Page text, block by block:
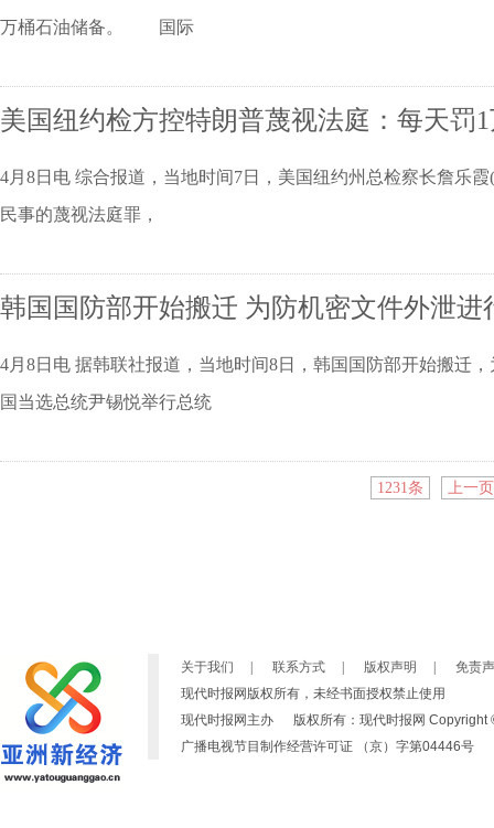
万桶石油储备。 国际
美国纽约检方控特朗普蔑视法庭：每天罚
4月8日电 综合报道，当地时间7日，美国纽约州总检察长詹乐
民事的蔑视法庭罪，
韩国国防部开始搬迁 为防机密文件外泄进
4月8日电 据韩联社报道，当地时间8日，韩国国防部开始搬迁
国当选总统尹锡悦举行总统
1231条 上一页
关于我们 联系方式 版权声明
免责
现代时报网版权所有，未经书面授权禁止使用
现代时报网主办 版权所有：现代时报网 Copyright
广播电视节目制作经营许可证 （京）字第04446